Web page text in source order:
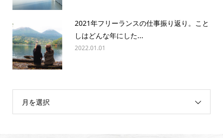
2021年フリーランスの仕事振り返り。こと
しはどんな年にした...
2022.01.01
月を選択